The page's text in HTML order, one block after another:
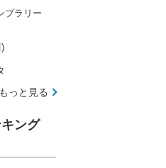
プラリー
もっと見る
ング